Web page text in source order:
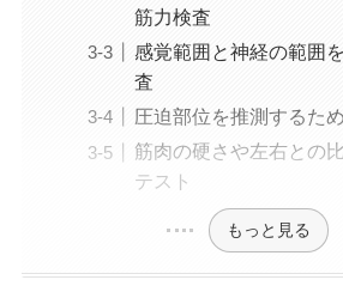
筋力検査
感覚範囲と神経の範囲
査
圧迫部位を推測するた
筋肉の硬さや左右との
テスト
もっと見る